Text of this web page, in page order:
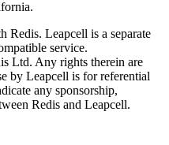
Leapcell is a separate
service.
Ltd. Any rights therein are
by Leapcell is for referential
any sponsorship,
Redis and Leapcell.